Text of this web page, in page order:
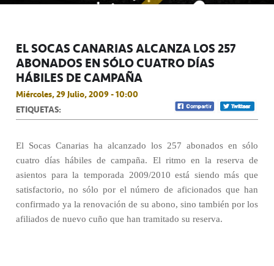
EL SOCAS CANARIAS ALCANZA LOS 257
ABONADOS EN SÓLO CUATRO DÍAS
HÁBILES DE CAMPAÑA
Miércoles, 29 Julio, 2009 - 10:00
ETIQUETAS:
El Socas Canarias ha alcanzado los 257 abonados en sólo
cuatro días hábiles de campaña. El ritmo en la reserva de
asientos para la temporada 2009/2010 está siendo más que
satisfactorio, no sólo por el número de aficionados que han
confirmado ya la renovación de su abono, sino también por los
afiliados de nuevo cuño que han tramitado su reserva.